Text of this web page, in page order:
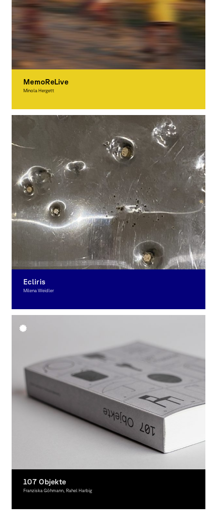
MemoReLive
Minola Hergett
Ecliris
Milena Weidler
107 Objekte
Franziska Göhmann, Rahel Harbig